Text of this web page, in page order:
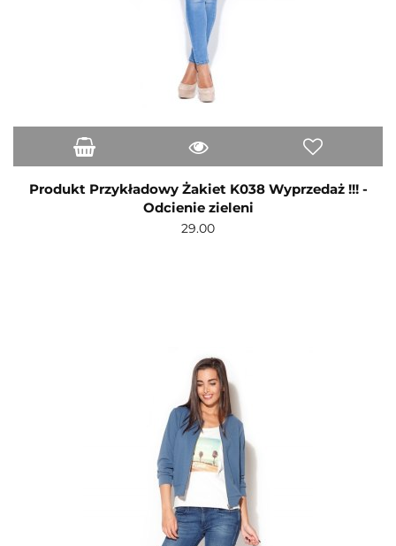
Produkt Przykładowy Żakiet K038 Wyprzedaż !!! -
Odcienie zieleni
29.00